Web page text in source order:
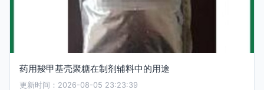
药用羧甲基壳聚糖在制剂辅料中的用途
更新时间：2026-08-05 23:23:39